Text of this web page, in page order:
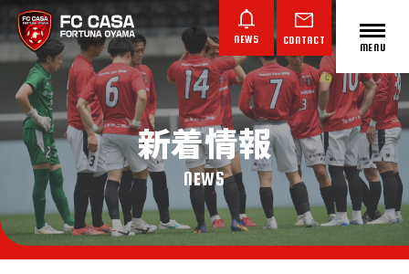
NEWS CONTACT
ABOUT FC CASA
クラブ概要
MENU
新着情報
NEWS